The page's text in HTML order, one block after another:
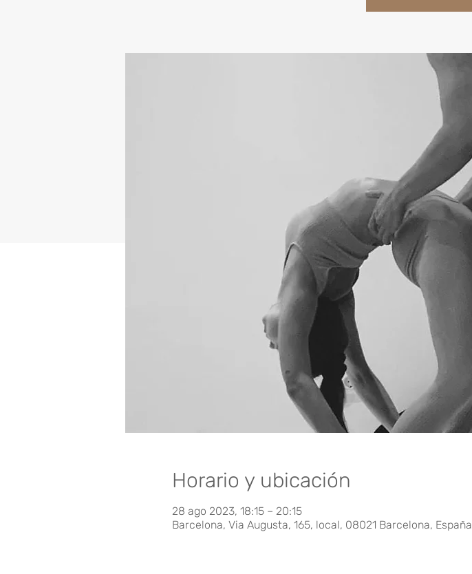
Horario y ubicación
28 ago 2023, 18:15 – 20:15
Barcelona, Via Augusta, 165, local, 08021 Barcelona, España